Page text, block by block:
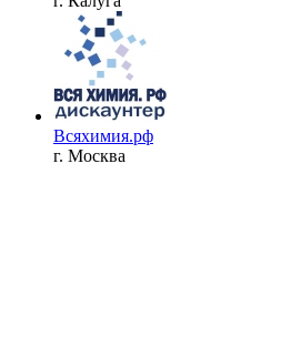
Всяхимия.рф
г. Москва